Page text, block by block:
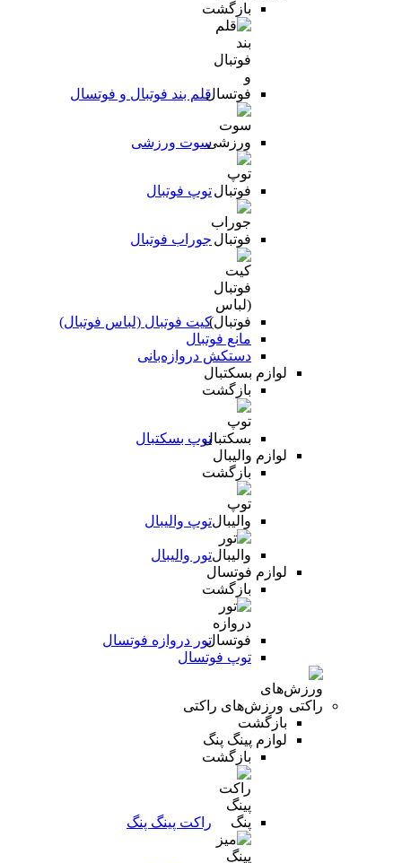
بازگشت
قلم بند فوتبال و فوتسال
سوت ورزشی
توپ فوتبال
جوراب فوتبال
کیت فوتبال (لباس فوتبال)
مانع فوتبال
دستکش دروازه‌بانی
لوازم بسکتبال
بازگشت
توپ بسکتبال
لوازم والیبال
بازگشت
توپ والیبال
تور والیبال
لوازم فوتسال
بازگشت
تور دروازه فوتسال
توپ فوتسال
ورزش‌های راکتی
بازگشت
لوازم پینگ پنگ
بازگشت
راکت پینگ پنگ